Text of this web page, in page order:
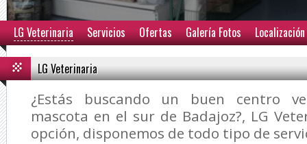
LG Veterinaria Servicios Ofertas Galería Fotos Localización
LG Veterinaria
¿Estás buscando un buen centro
mascota en el sur de Badajoz?, LG
opción, disponemos de todo tipo de